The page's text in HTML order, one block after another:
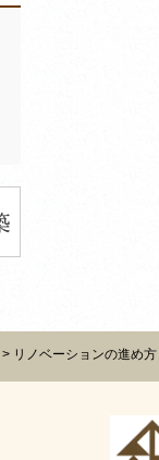
リノベーションの進め方